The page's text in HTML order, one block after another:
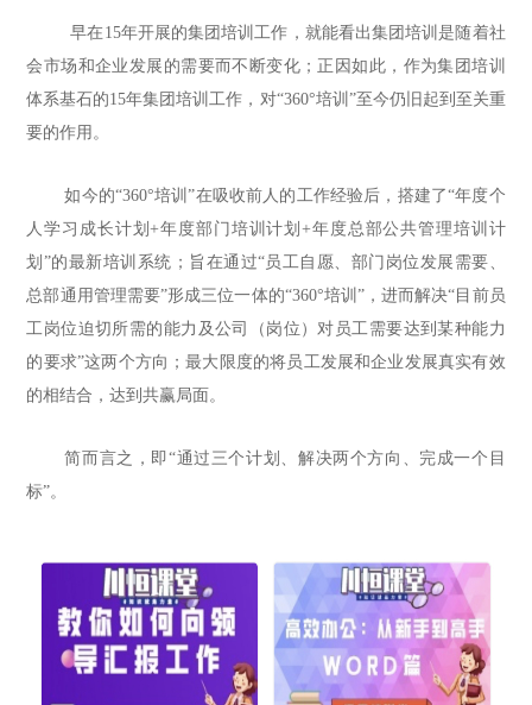
早在15年开展的集团培训工作，就能看出集团培训是随着社
会市场和企业发展的需要而不断变化；正因如此，作为集团培训
体系基石的15年集团培训工作，对“360°培训 ”至今仍旧起到至关重
要的作用。
如今的“360°培训”在吸收前人的工作经验后，搭建了“年度个
人学习成长计划+年度部门培训计划+年度总部公共管理培训计
划 ”的最新培训系统；旨在通过“员工自愿、部门岗位发展需要、
总部通用管理需要”形成三位一体的“360°培训 ”，进而解决“ 目前员
工岗位迫切所需的能力及公司（岗位）对员工需要达到某种能力
的要求”这两个方向；最大限度的将员工发展和企业发展真实有效
的相结合，达到共赢局面。
简而言之，即“通过三个计划、解决两个方向、完成一个目
标”。